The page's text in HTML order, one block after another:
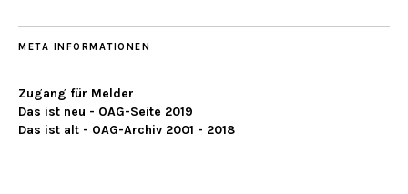
META INFORMATIONEN
Zugang für Melder
Das ist neu - OAG-Seite 2019
Das ist alt - OAG-Archiv 2001 - 2018